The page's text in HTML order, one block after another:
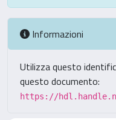
Informazioni
Utilizza questo
questo documento:
https://